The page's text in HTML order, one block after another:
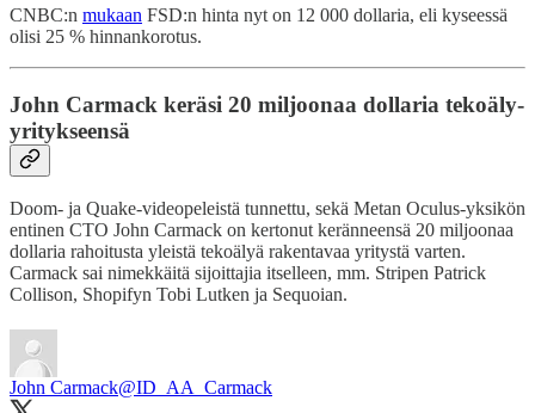
CNBC:n mukaan FSD:n hinta nyt on 12 000 dollaria, eli kyseessä
olisi 25 % hinnankorotus.
John Carmack keräsi 20 miljoonaa dollaria tekoäly-
yritykseensä
Doom- ja Quake-videopeleistä tunnettu, sekä Metan Oculus-yksikön
entinen CTO John Carmack on kertonut keränneensä 20 miljoonaa
dollaria rahoitusta yleistä tekoälyä rakentavaa yritystä varten.
Carmack sai nimekkäitä sijoittajia itselleen, mm. Stripen Patrick
Collison, Shopifyn Tobi Lutken ja Sequoian.
John Carmack@ID_AA_Carmack